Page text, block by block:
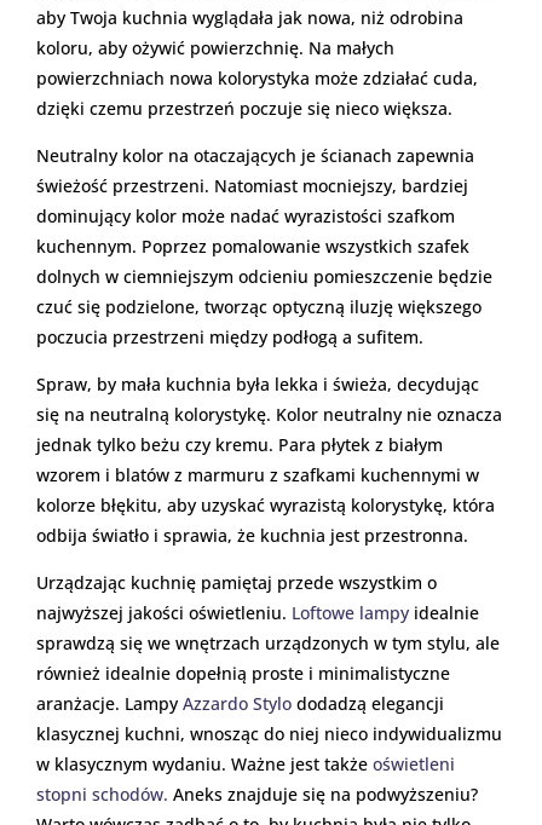
aby Twoja kuchnia wyglądała jak nowa, niż odrobina
koloru, aby ożywić powierzchnię. Na małych
powierzchniach nowa kolorystyka może zdziałać cuda,
dzięki czemu przestrzeń poczuje się nieco większa.
Neutralny kolor na otaczających je ścianach zapewnia
świeżość przestrzeni. Natomiast mocniejszy, bardziej
dominujący kolor może nadać wyrazistości szafkom
kuchennym. Poprzez pomalowanie wszystkich szafek
dolnych w ciemniejszym odcieniu pomieszczenie będzie
czuć się podzielone, tworząc optyczną iluzję większego
poczucia przestrzeni między podłogą a sufitem.
Spraw, by mała kuchnia była lekka i świeża, decydując
się na neutralną kolorystykę. Kolor neutralny nie oznacza
jednak tylko beżu czy kremu. Para płytek z białym
wzorem i blatów z marmuru z szafkami kuchennymi w
kolorze błękitu, aby uzyskać wyrazistą kolorystykę, która
odbija światło i sprawia, że kuchnia jest przestronna.
Urządzając kuchnię pamiętaj przede wszystkim o
najwyższej jakości oświetleniu. Loftowe lampy idealnie
sprawdzą się we wnętrzach urządzonych w tym stylu, ale
również idealnie dopełnią proste i minimalistyczne
aranżacje. Lampy Azzardo Stylo dodadzą elegancji
klasycznej kuchni, wnosząc do niej nieco indywidualizmu
w klasycznym wydaniu. Ważne jest także oświetleni
stopni schodów. Aneks znajduje się na podwyższeniu?